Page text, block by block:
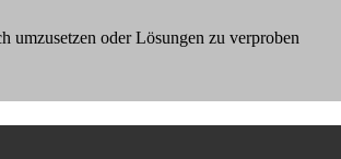
umzusetzen oder Lösungen zu verproben